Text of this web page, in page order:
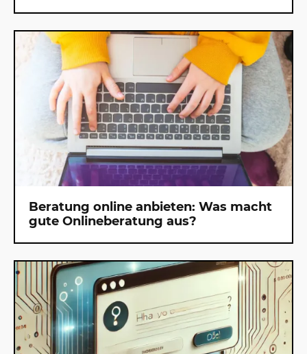
Beratung online anbieten: Was macht
gute Onlineberatung aus?